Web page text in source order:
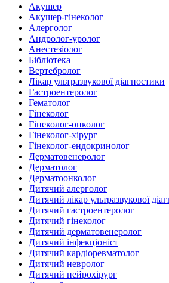
Акушер
Акушер-гінеколог
Алерголог
Андролог-уролог
Анестезіолог
Бібліотека
Вертебролог
Лікар ультразвукової діагностики
Гастроентеролог
Гематолог
Гінеколог
Гінеколог-онколог
Гінеколог-хірург
Гінеколог-ендокринолог
Дерматовенеролог
Дерматолог
Дерматоонколог
Дитячий алерголог
Дитячий лікар ультразвукової
Дитячий гастроентеролог
Дитячий гінеколог
Дитячий дерматовенеролог
Дитячий інфекціоніст
Дитячий кардіоревматолог
Дитячий невролог
Дитячий нейрохірург